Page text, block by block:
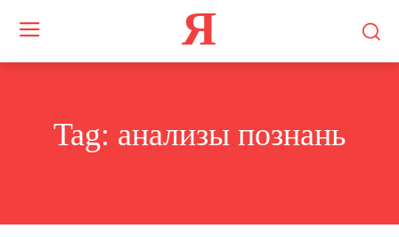
Я
Tag: анализы познань